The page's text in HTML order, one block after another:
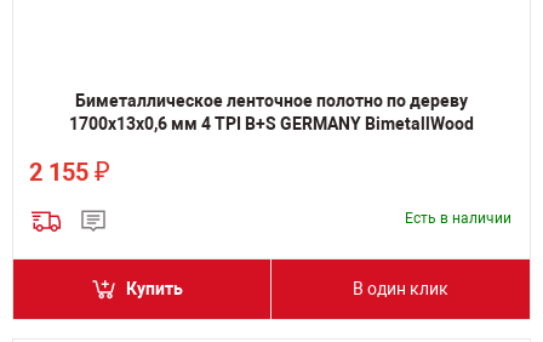
Биметаллическое ленточное полотно по дереву
1700х13х0,6 мм 4 TPI B+S GERMANY BimetallWood
2 155 ₽
Есть в наличии
Купить В один клик